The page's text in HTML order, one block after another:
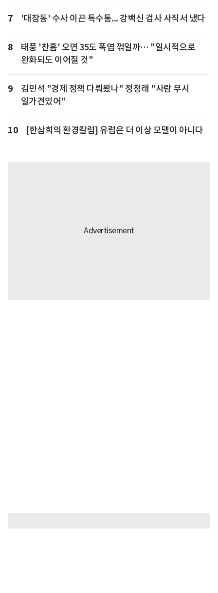
7 '대장동' 수사 이끈 특수통... 강백신 검사 사직서 냈다
8
태풍 '찬홈' 오면 35도 폭염 꺾일까… "일시적으로
완화되도 이어질 것"
9
김민석 "경제 정책 다뤄봤나" 정청래 "사람 무시
일가견있어"
10 [한삼희의 환경칼럼] 유럽은 더 이상 모델이 아니다